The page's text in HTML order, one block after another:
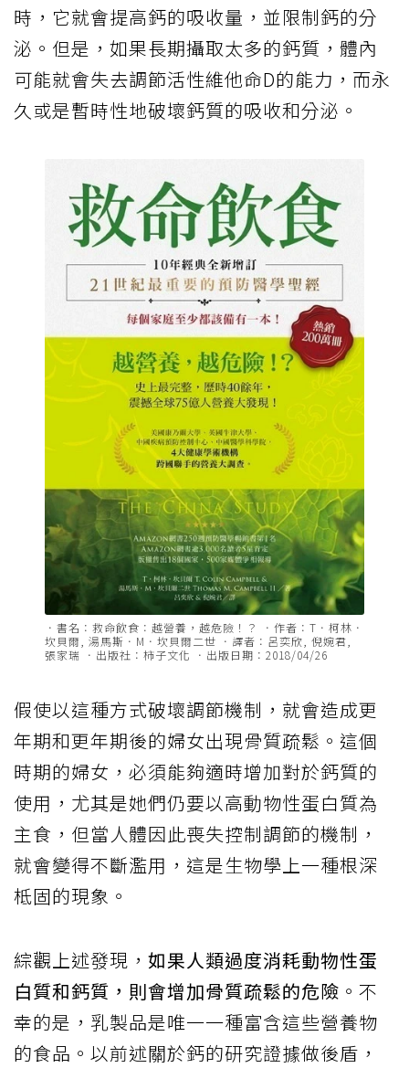
時，它就會提高鈣的吸收量，並限制鈣的分
泌。但是，如果長期攝取太多的鈣質，體內
可能就會失去調節活性維他命D的能力，而永
久或是暫時性地破壞鈣質的吸收和分泌。
．書名：救命飲食：越營養，越危險！？ ．作者：T．柯林．
坎貝爾, 湯馬斯．M．坎貝爾二世 ．譯者：呂奕欣, 倪婉君,
張家瑞 ．出版社：柿子文化 ．出版日期：2018/04/26
假使以這種方式破壞調節機制，就會造成更
年期和更年期後的婦女出現骨質疏鬆。這個
時期的婦女，必須能夠適時增加對於鈣質的
使用，尤其是她們仍要以高動物性蛋白質為
主食，但當人體因此喪失控制調節的機制，
就會變得不斷濫用，這是生物學上一種根深
柢固的現象。
綜觀上述發現， 如果人類過度消耗動物性蛋
白質和鈣質，則會增加骨質疏鬆的危險 。不
幸的是，乳製品是唯一一種富含這些營養物
的食品。以前述關於鈣的研究證據做後盾，